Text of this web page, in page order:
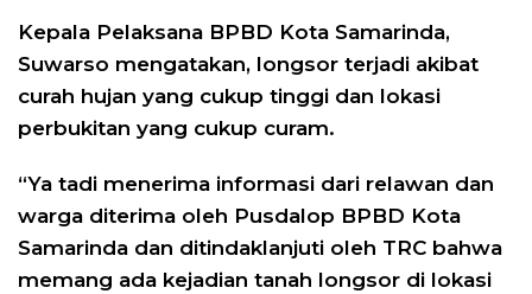
Kepala Pelaksana BPBD Kota Samarinda,
Suwarso mengatakan, longsor terjadi akibat
curah hujan yang cukup tinggi dan lokasi
perbukitan yang cukup curam.
“Ya tadi menerima informasi dari relawan dan
warga diterima oleh Pusdalop BPBD Kota
Samarinda dan ditindaklanjuti oleh TRC bahwa
memang ada kejadian tanah longsor di lokasi